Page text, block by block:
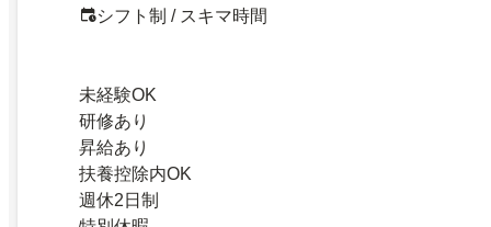
シフト制 / スキマ時間
未経験OK
研修あり
昇給あり
扶養控除内OK
週休2日制